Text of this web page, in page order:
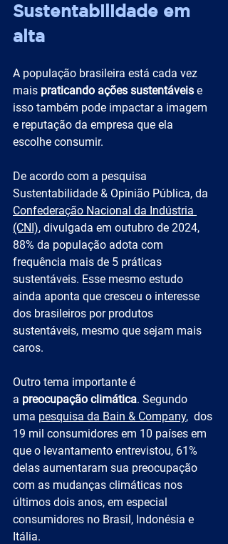
Sustentabilidade em
alta
A população brasileira está cada vez
mais praticando ações sustentáveis e
isso também pode impactar a imagem
e reputação da empresa que ela
escolhe consumir.
De acordo com a pesquisa
Sustentabilidade & Opinião Pública, da
Confederação Nacional da Indústria
(CNI), divulgada em outubro de 2024,
88% da população adota com
frequência mais de 5 práticas
sustentáveis. Esse mesmo estudo
ainda aponta que cresceu o interesse
dos brasileiros por produtos
sustentáveis, mesmo que sejam mais
caros.
Outro tema importante é
a preocupação climática. Segundo
uma pesquisa da Bain & Company,  dos
19 mil consumidores em 10 países em
que o levantamento entrevistou, 61%
delas aumentaram sua preocupação
com as mudanças climáticas nos
últimos dois anos, em especial
consumidores no Brasil, Indonésia e
Itália.